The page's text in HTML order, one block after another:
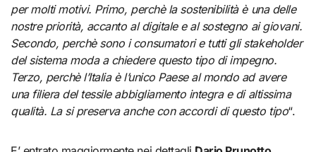
per molti motivi. Primo, perchè la sostenibilità è una delle
nostre priorità, accanto al digitale e al sostegno ai giovani.
Secondo, perchè sono i consumatori e tutti gli stakeholder
del sistema moda a chiedere questo tipo di impegno.
Terzo, perchè l’Italia è l’unico Paese al mondo ad avere
una filiera del tessile abbigliamento integra e di altissima
qualità. La si preserva anche con accordi di questo tipo“.